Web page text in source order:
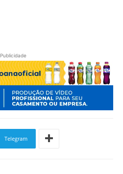
Publicidade
Telegram